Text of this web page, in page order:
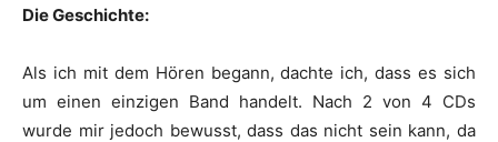
Die Geschichte:
Als ich mit dem Hören begann, dachte ich, dass es sich
um einen einzigen Band handelt. Nach 2 von 4 CDs
wurde mir jedoch bewusst, dass das nicht sein kann, da